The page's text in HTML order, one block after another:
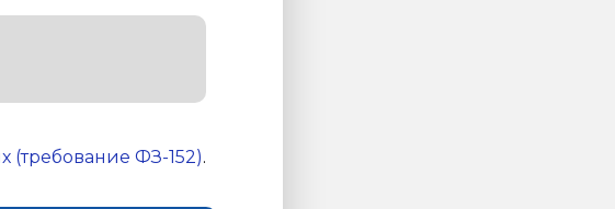
(требование ФЗ-152).